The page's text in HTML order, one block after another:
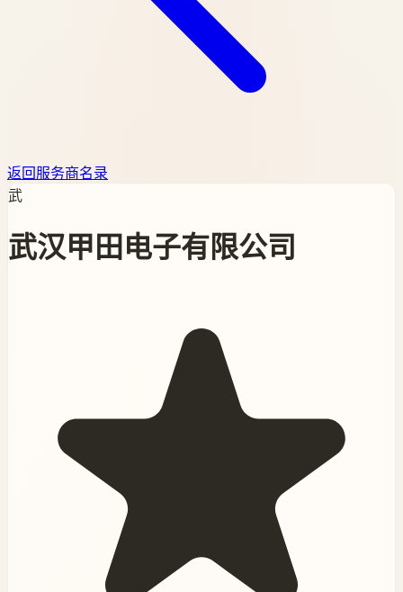
返回服务商名录
武
武汉甲田电子有限公司